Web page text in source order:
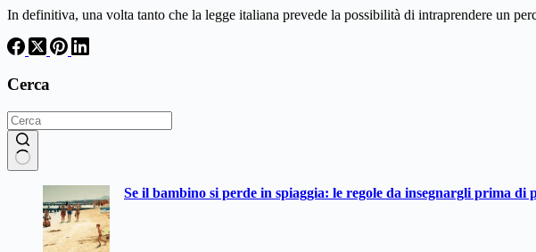
In definitiva, una volta tanto che la legge italiana prevede la possibilità di intraprendere un
Cerca
Se il bambino si perde in spiaggia: le regole da insegnargli prima di